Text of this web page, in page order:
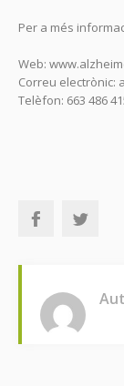
Per a més
Web:
Correu electrònic:
Telèfon: 663 486